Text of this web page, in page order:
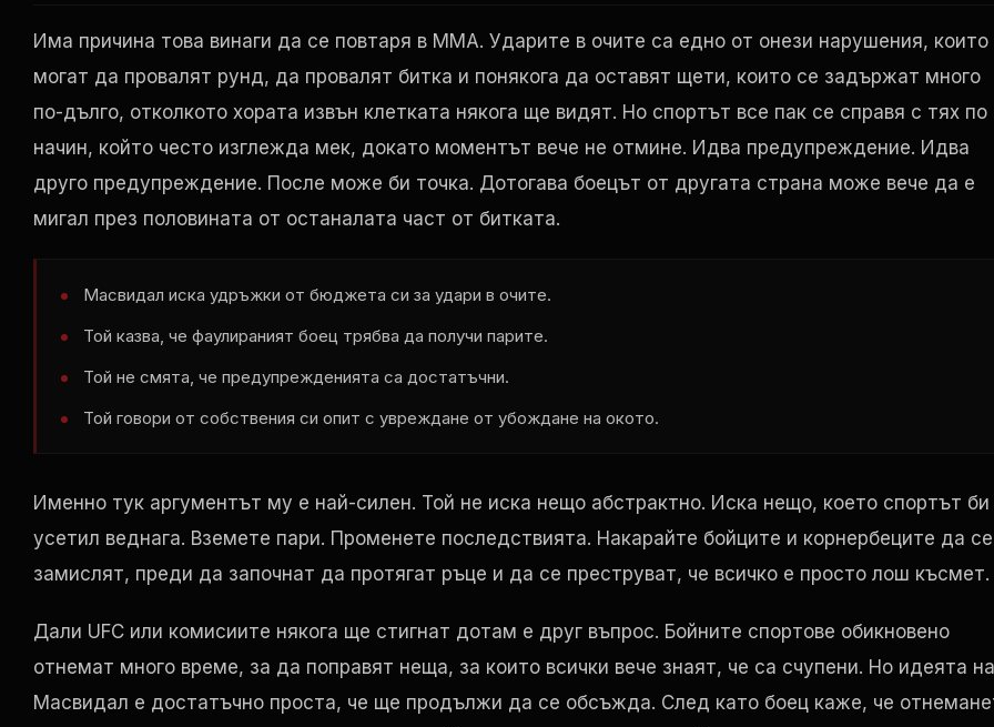
Има причина това винаги да се повтаря в ММА. Ударите в очите са едно от онези нарушения, които
могат да провалят рунд, да провалят битка и понякога да оставят щети, които се задържат много
по-дълго, отколкото хората извън клетката някога ще видят. Но спортът все пак се справя с тях по
начин, който често изглежда мек, докато моментът вече не отмине. Идва предупреждение. Идва
друго предупреждение. После може би точка. Дотогава боецът от другата страна може вече да е
мигал през половината от останалата част от битката.
Масвидал иска удръжки от бюджета си за удари в очите.
Той казва, че фаулираният боец ​​трябва да получи парите.
Той не смята, че предупрежденията са достатъчни.
Той говори от собствения си опит с увреждане от убождане на окото.
Именно тук аргументът му е най-силен. Той не иска нещо абстрактно. Иска нещо, което спортът би
усетил веднага. Вземете пари. Променете последствията. Накарайте бойците и корнербеците да се
замислят, преди да започнат да протягат ръце и да се преструват, че всичко е просто лош късмет.
Дали UFC или комисиите някога ще стигнат дотам е друг въпрос. Бойните спортове обикновено
отнемат много време, за да поправят неща, за които всички вече знаят, че са счупени. Но идеята на
Масвидал е достатъчно проста, че ще продължи да се обсъжда. След като боец ​​каже, че